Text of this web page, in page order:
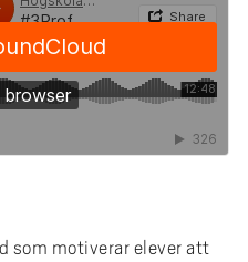
som motiverar elever att